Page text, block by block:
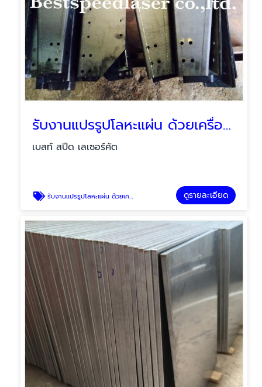
รับงานแปรรูปโลหะแผ่น ด้วยเครื่อง CNC
เบสท์ สปีด เลเซอร์คัต
รับงานแปรรูปโลหะแผ่น ด้วยเครื่อง CNC ดูรายละเอียด